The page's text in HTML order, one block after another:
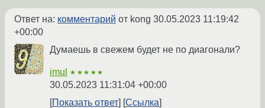
Ответ на: комментарий от kong 30.05.2023 11:19:42
+00:00
Думаешь в свежем будет не по диагонали?
imul ★★★★★
30.05.2023 11:31:04 +00:00
Показать ответ
Ссылка